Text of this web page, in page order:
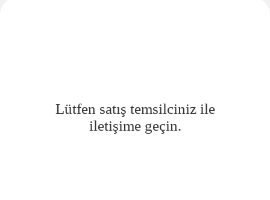
Lütfen satış temsilciniz ile
iletişime geçin.